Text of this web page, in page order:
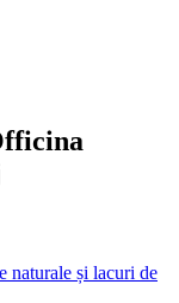
naturale și lacuri de